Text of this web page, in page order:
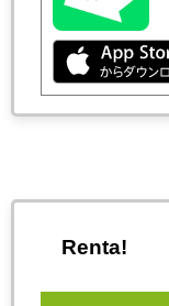
Renta!